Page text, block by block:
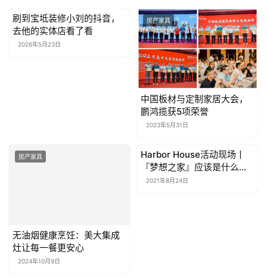
于
我
们
房产家具
刷到宝坻装修小刘的抖音，
去他的实体店看了看
2026年5月23日
房产家具
中国板材与定制家居大会，
鹏鸿揽获5项荣誉
2023年5月31日
房产家具
无油烟健康烹饪：美大集成
灶让每一餐更安心
房产家具
Harbor House活动现场丨
『梦想之家』应该是什么样
的？
2021年8月24日